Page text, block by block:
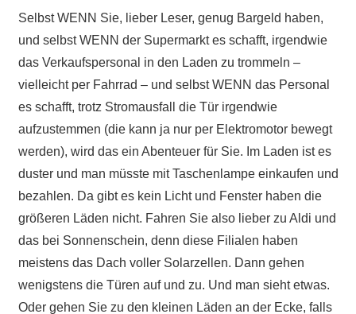
Selbst WENN Sie, lieber Leser, genug Bargeld haben,
und selbst WENN der Supermarkt es schafft, irgendwie
das Verkaufspersonal in den Laden zu trommeln –
vielleicht per Fahrrad – und selbst WENN das Personal
es schafft, trotz Stromausfall die Tür irgendwie
aufzustemmen (die kann ja nur per Elektromotor bewegt
werden), wird das ein Abenteuer für Sie. Im Laden ist es
duster und man müsste mit Taschenlampe einkaufen und
bezahlen. Da gibt es kein Licht und Fenster haben die
größeren Läden nicht. Fahren Sie also lieber zu Aldi und
das bei Sonnenschein, denn diese Filialen haben
meistens das Dach voller Solarzellen. Dann gehen
wenigstens die Türen auf und zu. Und man sieht etwas.
Oder gehen Sie zu den kleinen Läden an der Ecke, falls